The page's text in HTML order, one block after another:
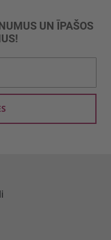
UN ĪPAŠOS